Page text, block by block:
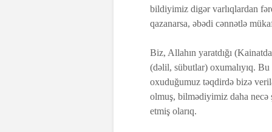
bildiyimiz digər varlıqlardan
qazanarsa, əbədi cənnətlə
Biz, Allahın yaratdığı
(dəlil, sübutlar) oxumalıyıq.
oxuduğumuz təqdirdə bizə
olmuş, bilmədiyimiz daha necə
etmiş olarıq.
4 May 2024